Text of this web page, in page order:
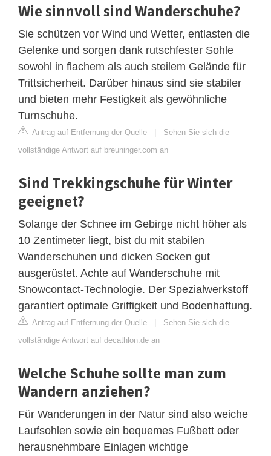
Wie sinnvoll sind Wanderschuhe?
Sie schützen vor Wind und Wetter, entlasten die
Gelenke und sorgen dank rutschfester Sohle
sowohl in flachem als auch steilem Gelände für
Trittsicherheit. Darüber hinaus sind sie stabiler
und bieten mehr Festigkeit als gewöhnliche
Turnschuhe.
Antrag auf Entfernung der Quelle | Sehen Sie sich die
vollständige Antwort auf breuninger.com an
Sind Trekkingschuhe für Winter
geeignet?
Solange der Schnee im Gebirge nicht höher als
10 Zentimeter liegt, bist du mit stabilen
Wanderschuhen und dicken Socken gut
ausgerüstet. Achte auf Wanderschuhe mit
Snowcontact-Technologie. Der Spezialwerkstoff
garantiert optimale Griffigkeit und Bodenhaftung.
Antrag auf Entfernung der Quelle | Sehen Sie sich die
vollständige Antwort auf decathlon.de an
Welche Schuhe sollte man zum
Wandern anziehen?
Für Wanderungen in der Natur sind also weiche
Laufsohlen sowie ein bequemes Fußbett oder
herausnehmbare Einlagen wichtige